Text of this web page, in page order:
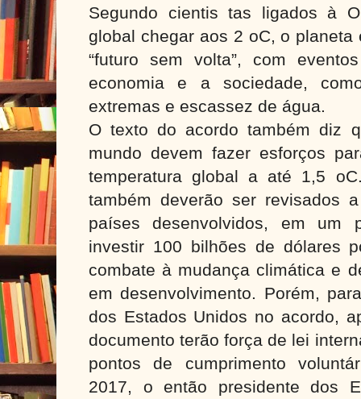
Segundo cientis tas ligados à
global chegar aos 2 oC, o
“futuro sem volta”, com
economia e a sociedade,
extremas e escassez de água.
O texto do acordo também diz
mundo devem fazer esforços
temperatura global a até 1,5
também deverão ser revisados
países desenvolvidos, em um
investir 100 bilhões de dólares
combate à mudança climática e
em desenvolvimento. Porém,
dos Estados Unidos no acordo,
documento terão força de lei
pontos de cumprimento
2017, o então presidente dos